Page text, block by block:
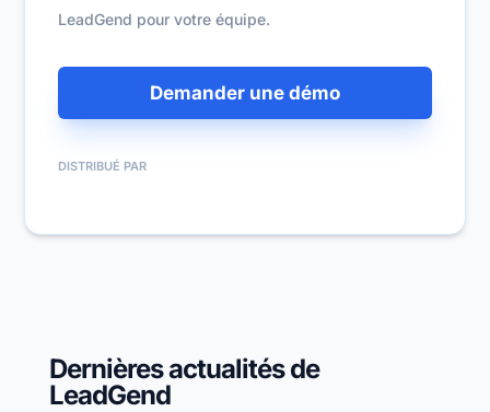
LeadGend pour votre équipe.
Demander une démo
DISTRIBUÉ PAR
Dernières actualités de
LeadGend